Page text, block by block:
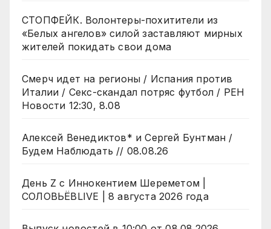
СТОПФЕЙК. Волонтеры-похитители из
«Белых ангелов» силой заставляют мирных
жителей покидать свои дома
Смерч идет на регионы / Испания против
Италии / Секс-скандал потряс футбол / РЕН
Новости 12:30, 8.08
Алексей Венедиктов* и Сергей Бунтман /
Будем Наблюдать // 08.08.26
День Z с Иннокентием Шереметом |
СОЛОВЬЁВLIVE | 8 августа 2026 года